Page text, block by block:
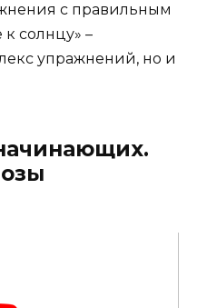
с правильным
солнцу» –
упражнений, но и